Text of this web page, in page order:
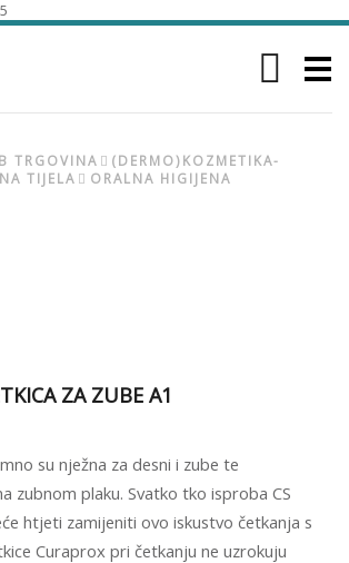
Menu
TRGOVINA
(DERMO)KOZMETIKA-
TIJELA
ORALNA HIGIJENA
ZA ZUBE A1
su nježna za desni i zube te
zubnom plaku. Svatko tko isproba CS
htjeti zamijeniti ovo iskustvo četkanja s
Curaprox pri četkanju ne uzrokuju